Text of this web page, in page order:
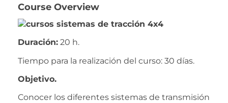
Course Overview
Duración: 20 h.
Tiempo para la realización del curso: 30 días.
Objetivo.
Conocer los diferentes sistemas de transmisión